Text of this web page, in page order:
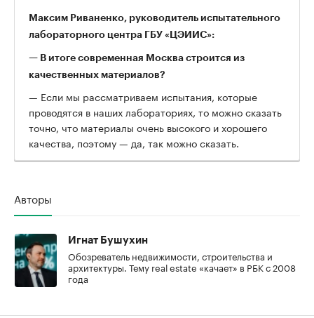
Максим Риваненко, руководитель испытательного
лабораторного центра ГБУ «ЦЭИИС»:
— В итоге современная Москва строится из
качественных материалов?
— Если мы рассматриваем испытания, которые
проводятся в наших лабораториях, то можно сказать
точно, что материалы очень высокого и хорошего
качества, поэтому — да, так можно сказать.
Авторы
Игнат Бушухин
Обозреватель недвижимости, строительства и
архитектуры. Тему real estate «качает» в РБК с 2008
года